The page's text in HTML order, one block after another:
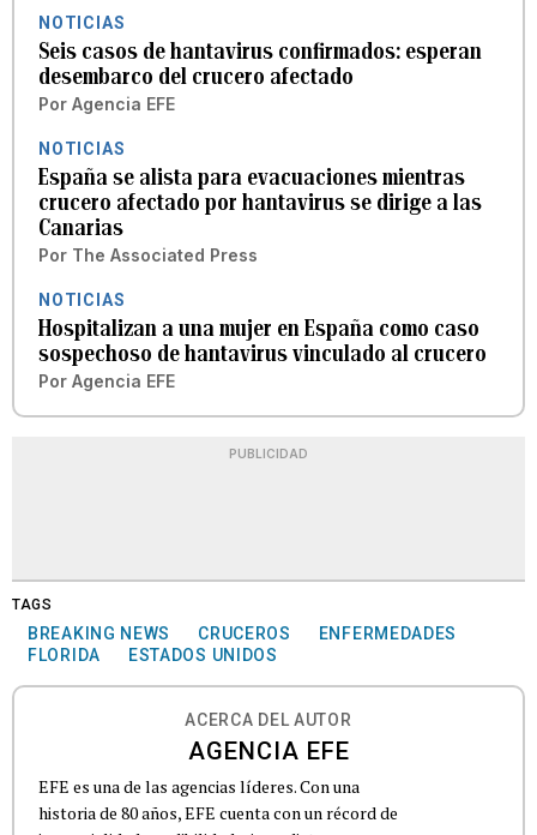
NOTICIAS
Seis casos de hantavirus confirmados: esperan
desembarco del crucero afectado
Por Agencia EFE
NOTICIAS
España se alista para evacuaciones mientras
crucero afectado por hantavirus se dirige a las
Canarias
Por The Associated Press
NOTICIAS
Hospitalizan a una mujer en España como caso
sospechoso de hantavirus vinculado al crucero
Por Agencia EFE
PUBLICIDAD
TAGS
BREAKING NEWS CRUCEROS
ENFERMEDADES
FLORIDA
ESTADOS UNIDOS
ACERCA DEL AUTOR
AGENCIA EFE
EFE es una de las agencias líderes. Con una
historia de 80 años, EFE cuenta con un récord de